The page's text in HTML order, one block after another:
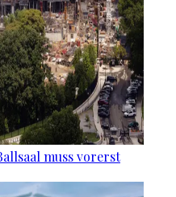
muss vorerst